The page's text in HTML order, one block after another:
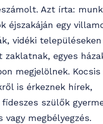
Azt írta:
éjszakáján egy
vidéki településeken
zaklatnak, egyes
megjelölnek.
is érkeznek hírek,
szülők
vagy megbélyegzés.